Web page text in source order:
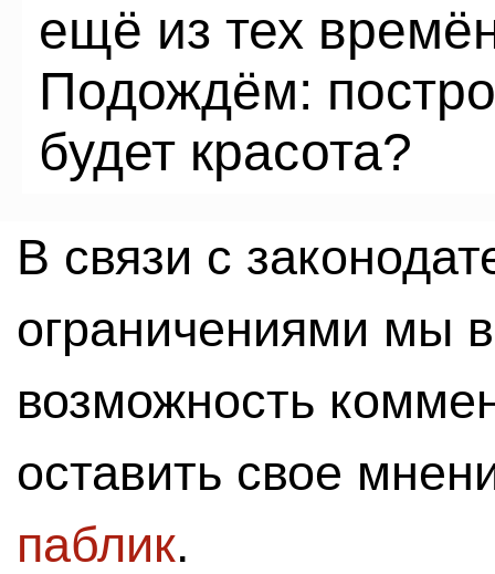
ещё из тех
Подождём:
будет красота?
В связи с
ограничениями мы
возможность
оставить свое
паблик.